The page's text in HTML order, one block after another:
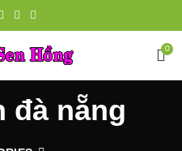
0
đà nẵng